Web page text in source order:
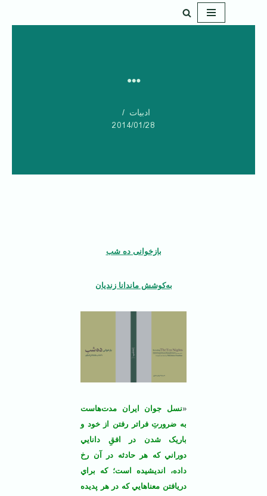
‌…
ادبیات
2014/01/28
بازخوانی ده شب
به‌کوشش ماندانا زندیان
«نسل جوان ايران مدت‌هاست
به ضرورتِ فراتر رفتن از خود و
باريک ‌شدن در افقِ دانايي
دوراني که هر حادثه در آن رخ
داده، انديشيده است؛ که براي
دريافتن معناهايي که در هر پديده